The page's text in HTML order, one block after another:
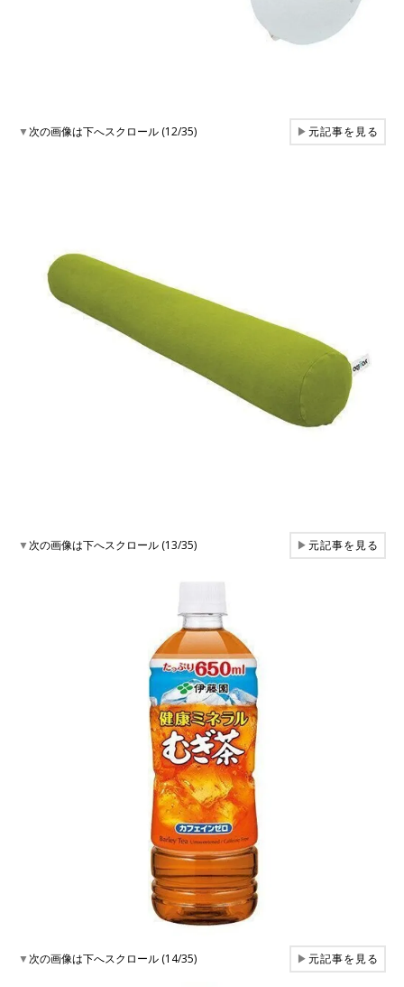
▼次の画像は下へスクロール (12/35) ▶元記事を見る
▼次の画像は下へスクロール (13/35) ▶元記事を見る
▼次の画像は下へスクロール (14/35) ▶元記事を見る